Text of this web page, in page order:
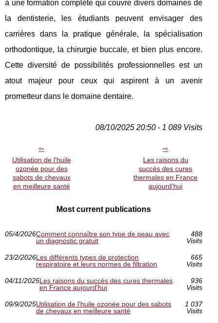
à une formation complète qui couvre divers domaines de
la dentisterie, les étudiants peuvent envisager des
carrières dans la pratique générale, la spécialisation
orthodontique, la chirurgie buccale, et bien plus encore.
Cette diversité de possibilités professionnelles est un
atout majeur pour ceux qui aspirent à un avenir
prometteur dans le domaine dentaire.
08/10/2025 20:50 - 1 089 Visits
Utilisation de l'huile
ozonée pour des
sabots de chevaux
en meilleure santé
Les raisons du
succès des cures
thermales en France
aujourd'hui
Most current publications
05/4/2026Comment connaître son type de peau avec
un diagnostic gratuit
488
Visits
23/2/2026Les différents types de protection
respiratoire et leurs normes de filtration
665
Visits
04/11/2025Les raisons du succès des cures thermales
en France aujourd'hui
936
Visits
09/9/2025Utilisation de l'huile ozonée pour des sabots
de chevaux en meilleure santé
1 037
Visits